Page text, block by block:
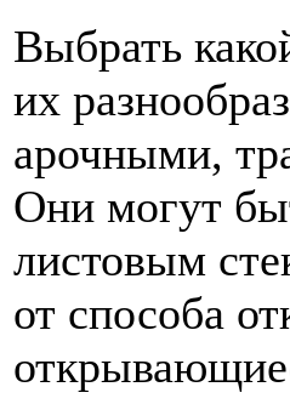
Выбрать
их
арочными,
Они могут
листовым
от способа